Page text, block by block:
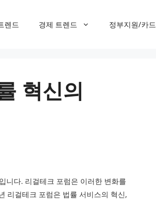
렌드 경제 트렌드 정부지원/카드
혁신의
니다. 리걸테크 포럼은 이러한 변화를
리걸테크 포럼은 법률 서비스의 혁신,